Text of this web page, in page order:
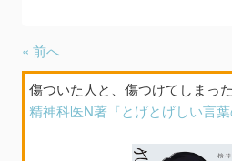
« 前へ
傷ついた人と、傷つけてしまっ
精神科医N著『とげとげしい言葉